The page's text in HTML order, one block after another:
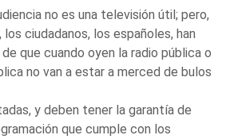
no es una televisión útil; pero,
ciudadanos, los españoles, han
que cuando oyen la radio pública o
no van a estar a merced de bulos
y deben tener la garantía de
que cumple con los